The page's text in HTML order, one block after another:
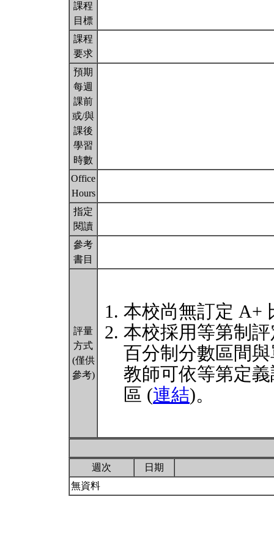
課程
目標
課程
要求
預期
每週
課前
或/與
課後
學習
時數
Office
Hours
指定
閱讀
參考
書目
評量
方式
(僅供
參考)
本校尚無訂定 A+
本校採用等第制
百分制分數區間
教師可依等第定
區 (連結)。
週次
日期
無資料